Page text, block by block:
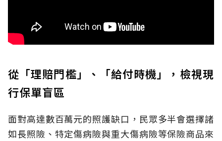
從「理賠門檻」、「給付時機」，檢視現
行保單盲區
面對高達數百萬元的照護缺口，民眾多半會選擇諸
如長照險、特定傷病險與重大傷病險等保險商品來